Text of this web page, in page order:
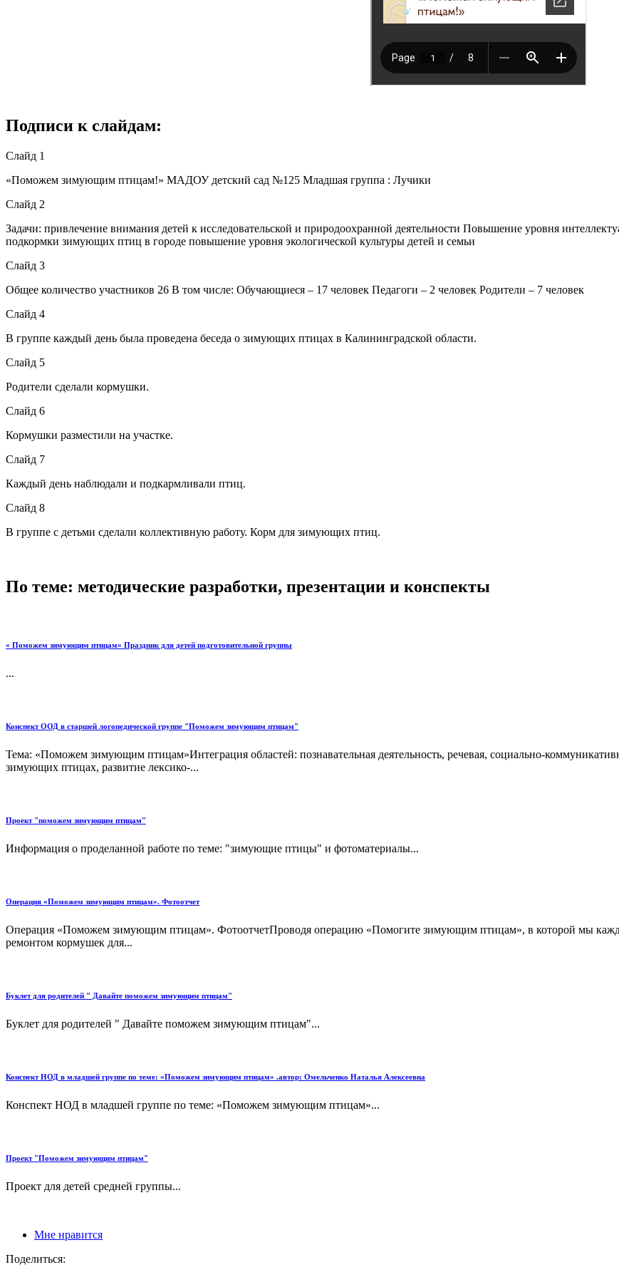
Подписи к слайдам:
Слайд 1
«Поможем зимующим птицам!» МАДОУ детский сад №125 Младшая группа : Лучики
Слайд 2
Задачи: привлечение внимания детей к исследовательской и природоохранной деятельности Повышение уровня
подкормки зимующих птиц в городе повышение уровня экологической культуры детей и семьи
Слайд 3
Общее количество участников 26 В том числе: Обучающиеся – 17 человек Педагоги – 2 человек Родители – 7 человек
Слайд 4
В группе каждый день была проведена беседа о зимующих птицах в Калининградской области.
Слайд 5
Родители сделали кормушки.
Слайд 6
Кормушки разместили на участке.
Слайд 7
Каждый день наблюдали и подкармливали птиц.
Слайд 8
В группе с детьми сделали коллективную работу. Корм для зимующих птиц.
По теме: методические разработки, презентации и конспекты
« Поможем зимующим птицам» Праздник для детей подготовительной группы
...
Конспект ООД в старшей логопедической группе "Поможем зимующим птицам"
Тема: «Поможем зимующим птицам»Интеграция областей: познавательная деятельность, речевая, социально-
зимующих птицах, развитие лексико-...
Проект "поможем зимующим птицам"
Информация о проделанной работе по теме: "зимующие птицы" и фотоматериалы...
Операция «Поможем зимующим птицам». Фотоотчет
Операция «Поможем зимующим птицам». ФотоотчетПроводя операцию «Помогите зимующим птицам», в которой мы
ремонтом кормушек для...
Буклет для родителей " Давайте поможем зимующим птицам"
Буклет для родителей " Давайте поможем зимующим птицам"...
Конспект НОД в младшей группе по теме: «Поможем зимующим птицам» .автор: Омельченко Наталья Алексеевна
Конспект НОД в младшей группе по теме: «Поможем зимующим птицам»...
Проект "Поможем зимующим птицам"
Проект для детей средней группы...
Мне нравится
Поделиться: